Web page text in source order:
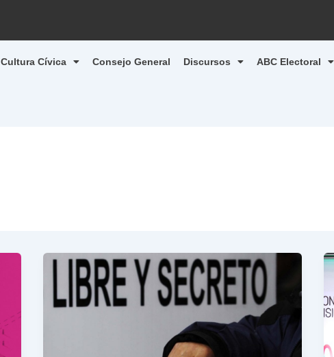
Cultura Cívica Consejo General Discursos ABC Electoral